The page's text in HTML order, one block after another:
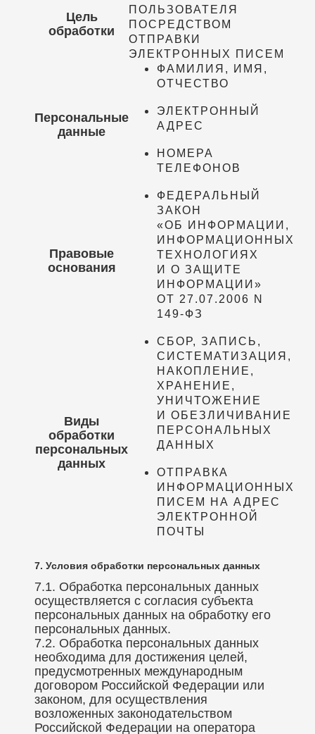
Цель
обработки
ПОЛЬЗОВАТЕЛЯ
ПОСРЕДСТВОМ
ОТПРАВКИ
ЭЛЕКТРОННЫХ ПИСЕМ
Персональные
данные
ФАМИЛИЯ, ИМЯ,
ОТЧЕСТВО
ЭЛЕКТРОННЫЙ
АДРЕС
НОМЕРА
ТЕЛЕФОНОВ
Правовые
основания
ФЕДЕРАЛЬНЫЙ
ЗАКОН
«ОБ ИНФОРМАЦИИ,
ИНФОРМАЦИОННЫХ
ТЕХНОЛОГИЯХ
И О ЗАЩИТЕ
ИНФОРМАЦИИ»
ОТ 27.07.2006 N
149-ФЗ
Виды
обработки
персональных
данных
СБОР, ЗАПИСЬ,
СИСТЕМАТИЗАЦИЯ,
НАКОПЛЕНИЕ,
ХРАНЕНИЕ,
УНИЧТОЖЕНИЕ
И ОБЕЗЛИЧИВАНИЕ
ПЕРСОНАЛЬНЫХ
ДАННЫХ
ОТПРАВКА
ИНФОРМАЦИОННЫХ
ПИСЕМ НА АДРЕС
ЭЛЕКТРОННОЙ
ПОЧТЫ
7. Условия обработки персональных данных
7.1. Обработка персональных данных
осуществляется с согласия субъекта
персональных данных на обработку его
персональных данных.
7.2. Обработка персональных данных
необходима для достижения целей,
предусмотренных международным
договором Российской Федерации или
законом, для осуществления
возложенных законодательством
Российской Федерации на оператора